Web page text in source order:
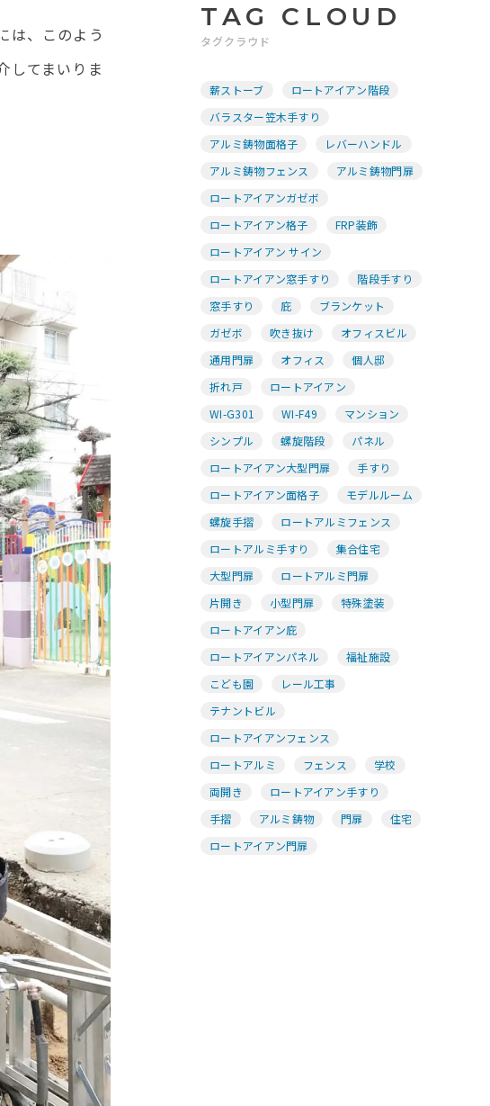
は、このよう
してまいりま
TAG CLOUD
タグクラウド
薪ストーブ
ロートアイアン階段
バラスター笠木手すり
アルミ鋳物面格子
レバーハンドル
アルミ鋳物フェンス
アルミ鋳物門扉
ロートアイアンガゼボ
ロートアイアン格子
FRP装飾
ロートアイアン サイン
ロートアイアン窓手すり
階段手すり
窓手すり
庇
ブランケット
ガゼボ
吹き抜け
オフィスビル
通用門扉
オフィス
個人邸
折れ戸
ロートアイアン
WI-G301
WI-F49
マンション
シンプル
螺旋階段
パネル
ロートアイアン大型門扉
手すり
ロートアイアン面格子
モデルルーム
螺旋手摺
ロートアルミフェンス
ロートアルミ手すり
集合住宅
大型門扉
ロートアルミ門扉
片開き
小型門扉
特殊塗装
ロートアイアン庇
ロートアイアンパネル
福祉施設
こども園
レール工事
テナントビル
ロートアイアンフェンス
ロートアルミ
フェンス
学校
両開き
ロートアイアン手すり
手摺
アルミ鋳物 門扉
住宅
ロートアイアン門扉